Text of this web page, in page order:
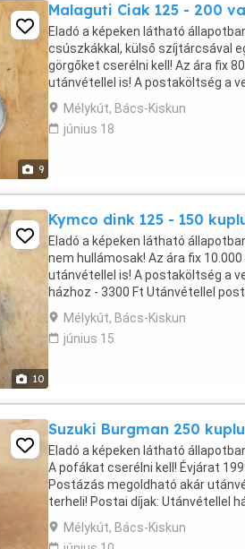
9
Malaguti Ciak 125 - 200
Eladó a képeken látható
csúszkákkal, külső szíjtárcsával
görgőket cserélni kell! Az ára fix
utánvétellel is! A postaköltség a
házhoz - 3020 Ft Utánvétellel ...
Mélykút, Bács-Kiskun
június 18
10
Kymco dink 125 - 150
Eladó a képeken látható
nem hullámosak! Az ára fix
utánvétellel is! A postaköltség a
házhoz - 3300 Ft Utánvétellel
Utánvétellel MPL
Mélykút, Bács-Kiskun
június 15
Suzuki Burgman 250
Eladó a képeken látható
A pofákat cserélni kell! Évjárat
Postázás megoldható akár
terheli! Postai díjak: Utánvétellel
maradóként - 3075 Ft Utánvétellel
Mélykút, Bács-Kiskun